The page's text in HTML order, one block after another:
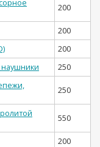
200
200
200
250
250
550
200